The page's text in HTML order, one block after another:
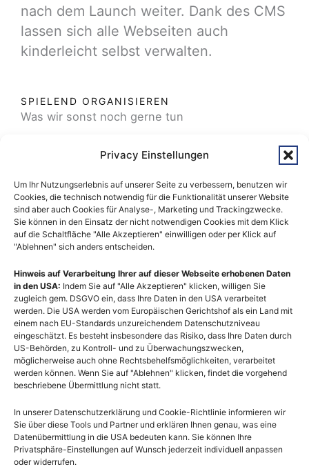
Privacy Einstellungen
Um Ihr Nutzungserlebnis auf unserer Seite zu verbessern, benutzen wir
Cookies, die technisch notwendig für die Funktionalität unserer Website
sind aber auch Cookies für Analyse-, Marketing und Trackingzwecke.
Sie können in den Einsatz der nicht notwendigen Cookies mit dem Klick
auf die Schaltfläche "Alle Akzeptieren" einwilligen oder per Klick auf
"Ablehnen" sich anders entscheiden.
Hinweis auf Verarbeitung Ihrer auf dieser Webseite erhobenen Daten
in den USA: Indem Sie auf "Alle Akzeptieren" klicken, willigen Sie
zugleich gem. DSGVO ein, dass Ihre Daten in den USA verarbeitet
werden. Die USA werden vom Europäischen Gerichtshof als ein Land mit
einem nach EU-Standards unzureichendem Datenschutzniveau
eingeschätzt. Es besteht insbesondere das Risiko, dass Ihre Daten durch
US-Behörden, zu Kontroll- und zu Überwachungszwecken,
möglicherweise auch ohne Rechtsbehelfsmöglichkeiten, verarbeitet
werden können. Wenn Sie auf "Ablehnen" klicken, findet die vorgehend
beschriebene Übermittlung nicht statt.
In unserer Datenschutzerklärung und Cookie-Richtlinie informieren wir
Sie über diese Tools und Partner und erklären Ihnen genau, was eine
Datenübermittlung in die USA bedeuten kann. Sie können Ihre
Privatsphäre-Einstellungen auf Wunsch jederzeit individuell anpassen
oder widerrufen.
nach dem Launch weiter. Dank des CMS
lassen sich alle Webseiten auch
kinderleicht selbst verwalten.
SPIELEND ORGANISIEREN
Was wir sonst noch gerne tun
letzten Jahren erfolgreich als WordPress-
Spezialisten im In- und Ausland erfolgreich
umgesetzt haben, gibt es auch das eine oder
andere Projekt, das uns besonders am Herzen
liegt.
MitGamers.athaben wir bereits 1999 das bis
heuteälteste Online-Spielemagazin Österreichs
veröffentlicht und in den vielen Jahren
kontinuierlich weiter entwickelt. Seit einigen
Jahren basiert auch dieses Projekt auf
WordPress und liefert seinen Leserinnen und
Lesern täglich spannende News und
Testberichte zu aktuellen Computer- und